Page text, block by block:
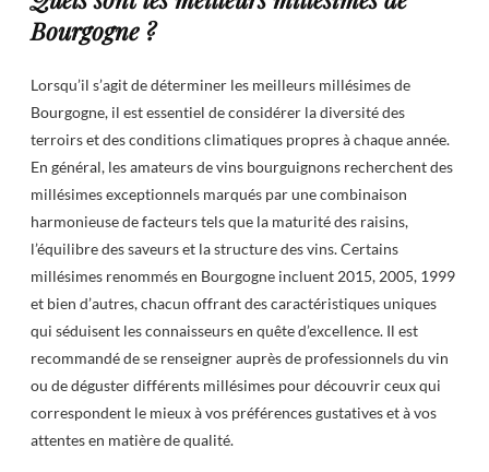
Bourgogne ?
Lorsqu’il s’agit de déterminer les meilleurs millésimes de
Bourgogne, il est essentiel de considérer la diversité des
terroirs et des conditions climatiques propres à chaque année.
En général, les amateurs de vins bourguignons recherchent des
millésimes exceptionnels marqués par une combinaison
harmonieuse de facteurs tels que la maturité des raisins,
l’équilibre des saveurs et la structure des vins. Certains
millésimes renommés en Bourgogne incluent 2015, 2005, 1999
et bien d’autres, chacun offrant des caractéristiques uniques
qui séduisent les connaisseurs en quête d’excellence. Il est
recommandé de se renseigner auprès de professionnels du vin
ou de déguster différents millésimes pour découvrir ceux qui
correspondent le mieux à vos préférences gustatives et à vos
attentes en matière de qualité.